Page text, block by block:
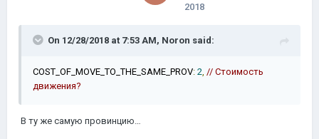
2018
On 12/28/2018 at 7:53 AM, Noron said:
COST_OF_MOVE_TO_THE_SAME_PROV: 2, // Cтоимость
движения?
В ту же самую провинцию…